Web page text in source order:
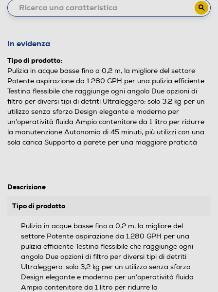
In evidenza
Tipo di prodotto:
Pulizia in acque basse fino a 0,2 m, la migliore del settore
Potente aspirazione da 1.280 GPH per una pulizia efficiente
Testina flessibile che raggiunge ogni angolo Due opzioni di
filtro per diversi tipi di detriti Ultraleggero: solo 3,2 kg per un
utilizzo senza sforzo Design elegante e moderno per
un’operatività fluida Ampio contenitore da 1 litro per ridurre
la manutenzione Autonomia di 45 minuti, più utilizzi con una
sola carica Supporto a parete per una maggiore praticità
Descrizione
Tipo di prodotto
Pulizia in acque basse fino a 0,2 m, la migliore del
settore Potente aspirazione da 1.280 GPH per una
pulizia efficiente Testina flessibile che raggiunge ogni
angolo Due opzioni di filtro per diversi tipi di detriti
Ultraleggero: solo 3,2 kg per un utilizzo senza sforzo
Design elegante e moderno per un’operatività fluida
Ampio contenitore da 1 litro per ridurre la